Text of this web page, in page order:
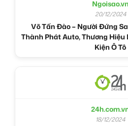
Ngoisao.vn
20/12/2024
Võ Tấn Đào – Người Đứng
Thành Phát Auto, Thương Hiệu
Kiện Ô Tô
18/12/2024